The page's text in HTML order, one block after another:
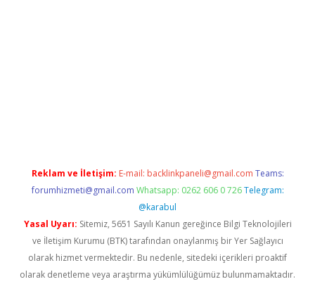
Reklam ve İletişim: E-mail: backlinkpaneli@gmail.com Teams:
forumhizmeti@gmail.com Whatsapp: 0262 606 0 726 Telegram:
@karabul
Yasal Uyarı: Sitemiz, 5651 Sayılı Kanun gereğince Bilgi Teknolojileri
ve İletişim Kurumu (BTK) tarafından onaylanmış bir Yer Sağlayıcı
olarak hizmet vermektedir. Bu nedenle, sitedeki içerikleri proaktif
olarak denetleme veya araştırma yükümlülüğümüz bulunmamaktadır.